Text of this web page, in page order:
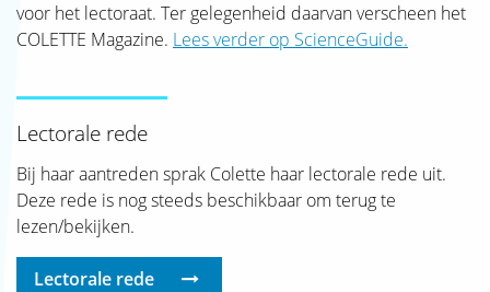
voor het lectoraat. Ter gelegenheid daarvan verscheen het
COLETTE Magazine. Lees verder op ScienceGuide.
Lectorale rede
Bij haar aantreden sprak Colette haar lectorale rede uit.
Deze rede is nog steeds beschikbaar om terug te
lezen/bekijken.
Lectorale rede